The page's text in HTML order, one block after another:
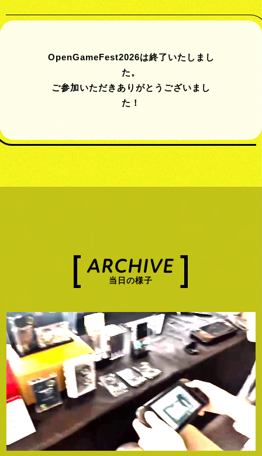
OpenGameFest2026は終了いたしまし
た。
ご参加いただきありがとうございまし
た！
ARCHIVE
当日の様子